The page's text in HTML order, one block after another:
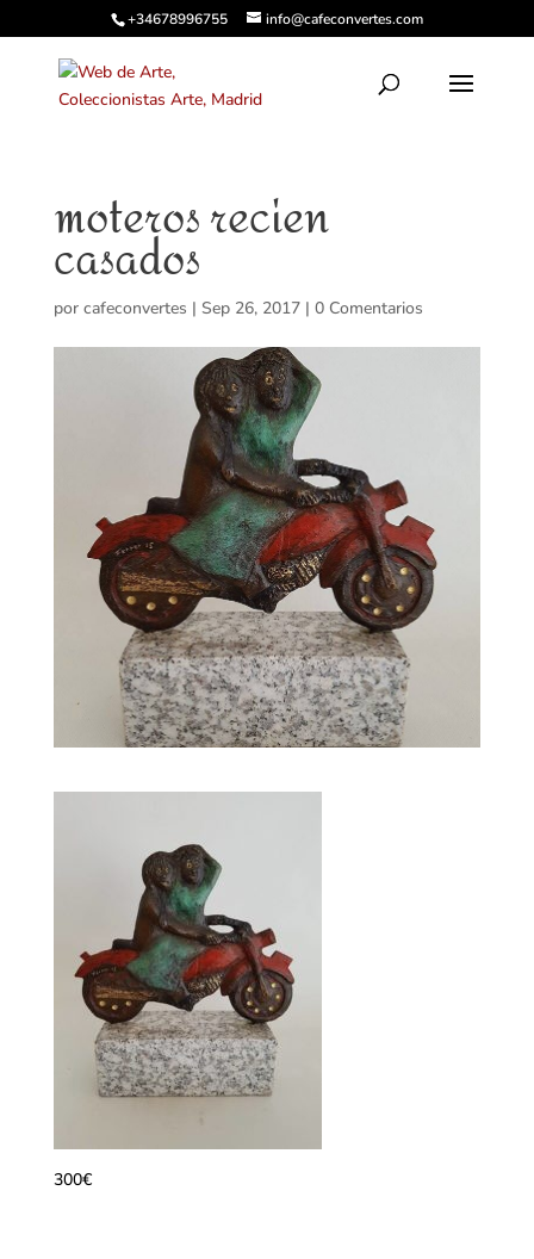
+34678996755 info@cafeconvertes.com
moteros recien
casados
por cafeconvertes | Sep 26, 2017| 0 Comentarios
300€